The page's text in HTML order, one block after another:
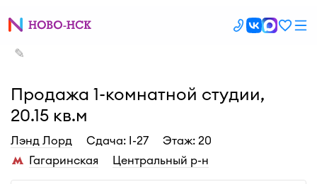
✎
Продажа 1-комнатной студии,
20.15 кв.м
Лэнд Лорд Cдача: I-27
Этаж: 20
Гагаринская
Центральный р-н